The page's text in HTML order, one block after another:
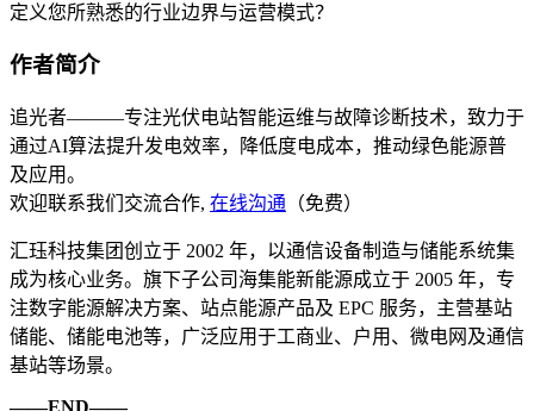
定义您所熟悉的行业边界与运营模式？
作者简介
追光者———专注光伏电站智能运维与故障诊断技术，致力于
通过AI算法提升发电效率，降低度电成本，推动绿色能源普
及应用。
欢迎联系我们交流合作, 在线沟通 （免费）
汇珏科技集团创立于 2002 年，以通信设备制造与储能系统集
成为核心业务。旗下子公司海集能新能源成立于 2005 年，专
注数字能源解决方案、站点能源产品及 EPC 服务，主营基站
储能、储能电池等，广泛应用于工商业、户用、微电网及通信
基站等场景。
——END——